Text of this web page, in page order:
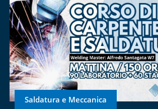
Saldatura e Meccanica